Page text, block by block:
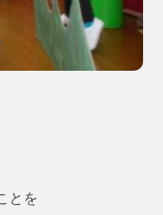
とを